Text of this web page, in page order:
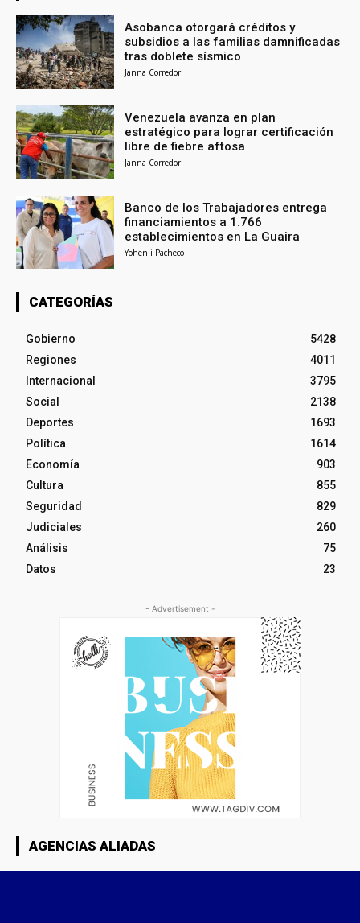
Asobanca otorgará créditos y
subsidios a las familias damnificadas
tras doblete sísmico
Janna Corredor
Venezuela avanza en plan
estratégico para lograr certificación
libre de fiebre aftosa
Janna Corredor
Banco de los Trabajadores entrega
financiamientos a 1.766
establecimientos en La Guaira
Yohenli Pacheco
CATEGORÍAS
Gobierno
5428
Regiones
4011
Internacional
3795
Social
2138
Deportes
1693
Política
1614
Economía
903
Cultura
855
Seguridad
829
Judiciales
260
Análisis
75
Datos
23
- Advertisement -
AGENCIAS ALIADAS